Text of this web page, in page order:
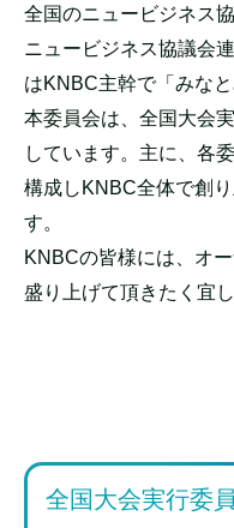
全国のニュービジネス
ニュービジネス協議会
はKNBC主幹で「みな
本委員会は、全国大会
しています。主に、各
構成しKNBC全体で創
す。
KNBCの皆様には、オ
盛り上げて頂きたく宜
全国大会実行委